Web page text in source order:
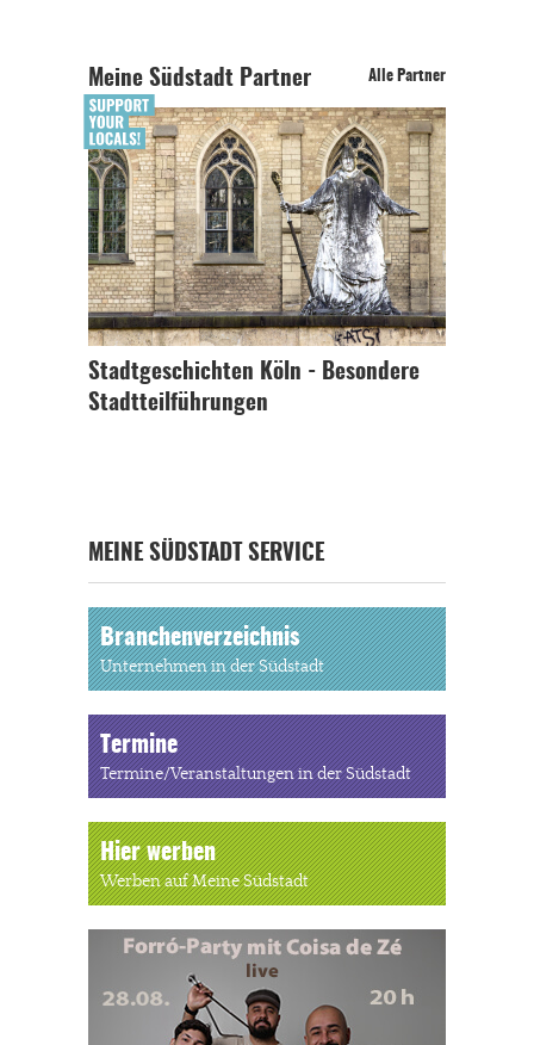
Meine Südstadt Partner Alle Partner
Stadtgeschichten Köln - Besondere
Stadtteilführungen
MEINE SÜDSTADT SERVICE
Branchenverzeichnis
Unternehmen in der Südstadt
Termine
Termine/Veranstaltungen in der Südstadt
Hier werben
Werben auf Meine Südstadt